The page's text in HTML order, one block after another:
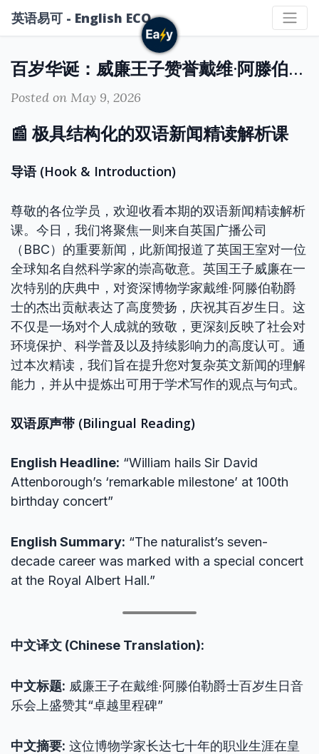
英语易可 - English ECO
百岁华诞：威廉王子赞誉戴维·阿滕伯勒爵士的卓越贡献与环保遗产
Posted on May 9, 2026
📰 极具结构化的双语新闻精读解析课
导语 (Hook & Introduction)
尊敬的各位学员，欢迎收看本期的双语新闻精读解析
课。今日，我们将聚焦一则来自英国广播公司
（BBC）的重要新闻，此新闻报道了英国王室对一位
全球知名自然科学家的崇高敬意。英国王子威廉在一
次特别的庆典中，对资深博物学家戴维·阿滕伯勒爵
士的杰出贡献表达了高度赞扬，庆祝其百岁生日。这
不仅是一场对个人成就的致敬，更深刻反映了社会对
环境保护、科学普及以及持续影响力的高度认可。通
过本次精读，我们旨在提升您对复杂英文新闻的理解
能力，并从中提炼出可用于学术写作的观点与句式。
双语原声带 (Bilingual Reading)
English Headline: “William hails Sir David
Attenborough’s ‘remarkable milestone’ at 100th
birthday concert”
English Summary: “The naturalist’s seven-
decade career was marked with a special concert
at the Royal Albert Hall.”
中文译文 (Chinese Translation):
中文标题: 威廉王子在戴维·阿滕伯勒爵士百岁生日音
乐会上盛赞其“卓越里程碑”
中文摘要: 这位博物学家长达七十年的职业生涯在皇